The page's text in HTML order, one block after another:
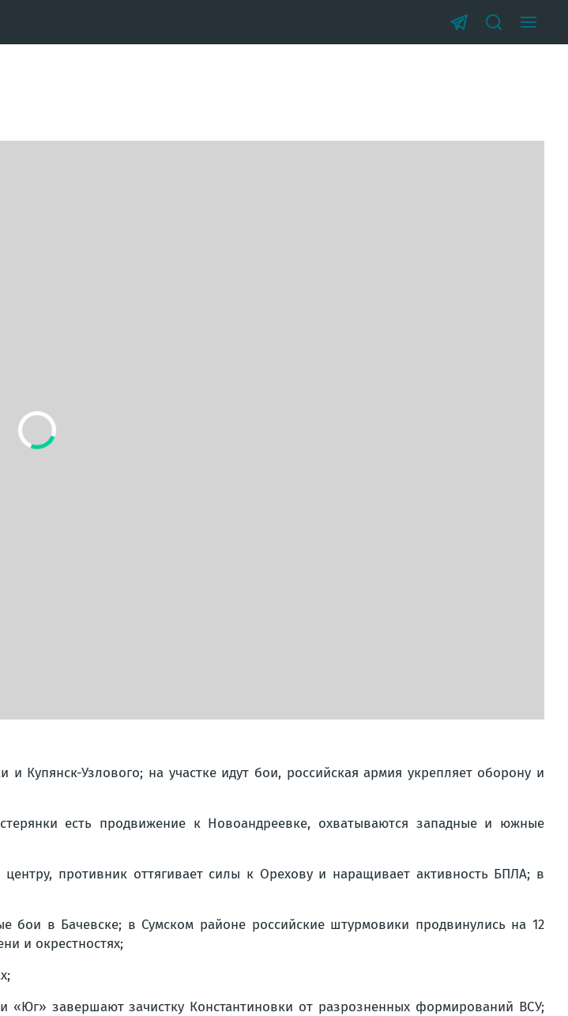
Купянск-Узлового; на участке идут бои, российская армия укрепляет оборону и
есть продвижение к Новоандреевке, охватываются западные и южные
противник оттягивает силы к Орехову и наращивает активность БПЛА; в
бои в Бачевске; в Сумском районе российские штурмовики продвинулись на 12
и окрестностях;
«Юг» завершают зачистку Константиновки от разрозненных формирований ВСУ;